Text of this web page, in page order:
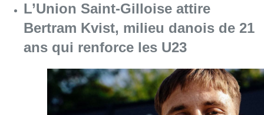
L’Union Saint-Gilloise attire
Bertram Kvist, milieu danois de 21
ans qui renforce les U23